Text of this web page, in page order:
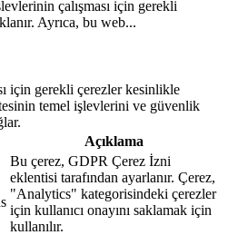
çalışması için gerekli
Ayrıca, bu web...
için gerekli çerezler kesinlikle
temel işlevlerini ve güvenlik
Açıklama
Bu çerez, GDPR Çerez İzni
eklentisi tarafından ayarlanır. Çerez,
"Analytics" kategorisindeki çerezler
için kullanıcı onayını saklamak için
kullanılır.